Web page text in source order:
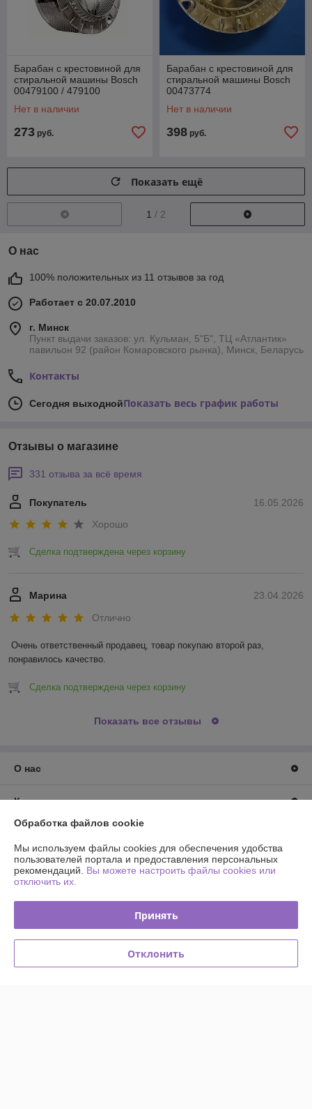
Барабан с крестовиной для
стиральной машины Bosch
00479100 / 479100
Нет в наличии
273 руб.
Барабан с крестовиной для
стиральной машины Bosch
00473774
Нет в наличии
398 руб.
Показать ещё
1 / 2
О нас
100% положительных из 11 отзывов за год
Работает с 20.07.2010
г. Минск
Пункт выдачи заказов: ул. Кульман, 5"Б", ТЦ «Атлантик»
павильон 92 (район Комаровского рынка), Минск, Беларусь
Контакты
Сегодня выходнойПоказать весь график работы
Отзывы о магазине
331 отзыва за всё время
16.05.2026
Покупатель
Хорошо
Сделка подтверждена через корзину
23.04.2026
Марина
Отлично
Очень ответственный продавец, товар покупаю второй раз,
понравилось качество.
Сделка подтверждена через корзину
Показать все отзывы
О нас
Контакты
График работы
Полная версия сайта
Политика обработки cookies
Сайт создан на платформе Deal.by
Обработка файлов cookie
Мы используем файлы cookies для обеспечения удобства
пользователей портала и предоставления персональных
рекомендаций. Вы можете настроить файлы cookies или
отключить их.
Принять
Отклонить